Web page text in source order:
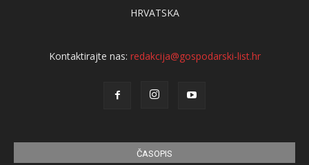
HRVATSKA
Kontaktirajte nas: redakcija@gospodarski-list.hr
ČASOPIS